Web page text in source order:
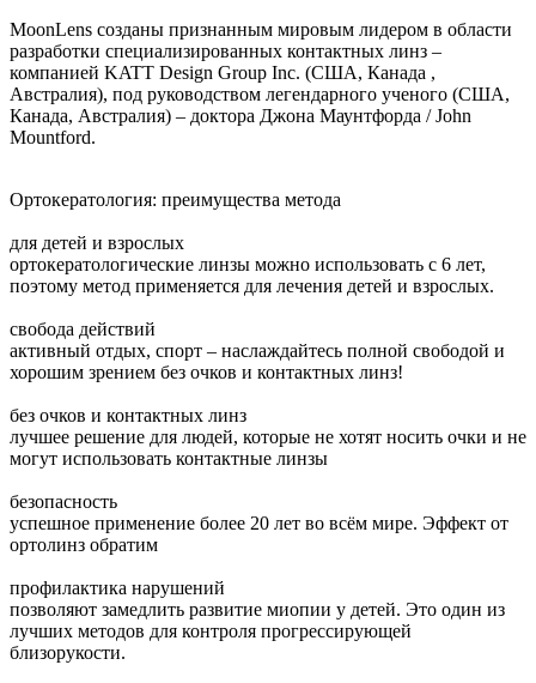
MoonLens созданы признанным мировым лидером в области
разработки специализированных контактных линз –
компанией KATT Design Group Inc. (США, Канада ,
Австралия), под руководством легендарного ученого (США,
Канада, Австралия) – доктора Джона Маунтфорда / John
Mountford.
Ортокератология: преимущества метода
для детей и взрослых
ортокератологические линзы можно использовать с 6 лет,
поэтому метод применяется для лечения детей и взрослых.
свобода действий
активный отдых, спорт – наслаждайтесь полной свободой и
хорошим зрением без очков и контактных линз!
без очков и контактных линз
лучшее решение для людей, которые не хотят носить очки и не
могут использовать контактные линзы
безопасность
успешное применение более 20 лет во всём мире. Эффект от
ортолинз обратим
профилактика нарушений
позволяют замедлить развитие миопии у детей. Это один из
лучших методов для контроля прогрессирующей
близорукости.